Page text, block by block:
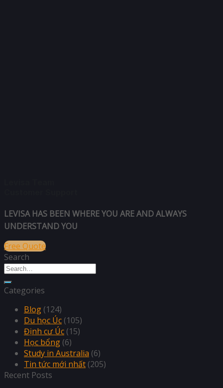
LEVISA HAS BEEN WHERE YOU ARE AND ALWAYS
UNDERSTAND YOU
Free Quote
Search
Categories
Blog (124)
Du học Úc (105)
Định cư Úc (15)
Học bổng (6)
Study in Australia (6)
Tin tức mới nhất (205)
Recent Posts